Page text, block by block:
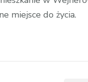
miejsce do życia.